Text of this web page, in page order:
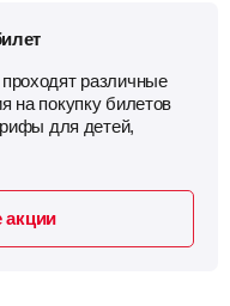
различные
на покупку билетов
для детей,
акции